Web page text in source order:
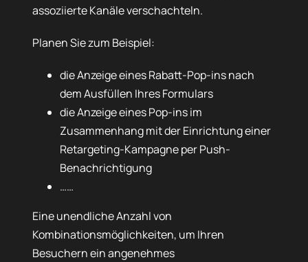
assoziierte Kanäle verschachteln.
Planen Sie zum Beispiel:
die Anzeige eines Rabatt-Pop-ins nach
dem Ausfüllen Ihres Formulars
die Anzeige eines Pop-ins im
Zusammenhang mit der Einrichtung einer
Retargeting-Kampagne per Push-
Benachrichtigung
……
Eine unendliche Anzahl von
Kombinationsmöglichkeiten, um Ihren
Besuchern ein angenehmes